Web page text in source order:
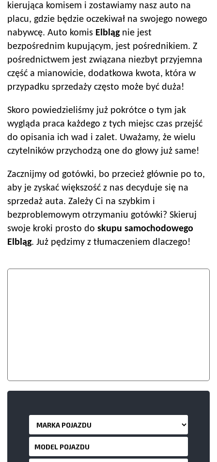
kierująca komisem i zostawiamy nasz auto na
placu, gdzie będzie oczekiwał na swojego nowego
nabywcę. Auto komis Elblągnie jest
bezpośrednim kupującym, jest pośrednikiem. Z
pośrednictwem jest związana niezbyt przyjemna
część a mianowicie, dodatkowa kwota, która w
przypadku sprzedaży często może być duża!
Skoro powiedzieliśmy już pokrótce o tym jak
wygląda praca każdego z tych miejsc czas przejść
do opisania ich wad i zalet. Uważamy, że wielu
czytelników przychodzą one do głowy już same!
Zacznijmy od gotówki, bo przecież głównie po to,
aby je zyskać większość z nas decyduje się na
sprzedaż auta. Zależy Ci na szybkim i
bezproblemowym otrzymaniu gotówki? Skieruj
swoje kroki prosto do skupu samochodowego
Elbląg. Już pędzimy z tłumaczeniem dlaczego!